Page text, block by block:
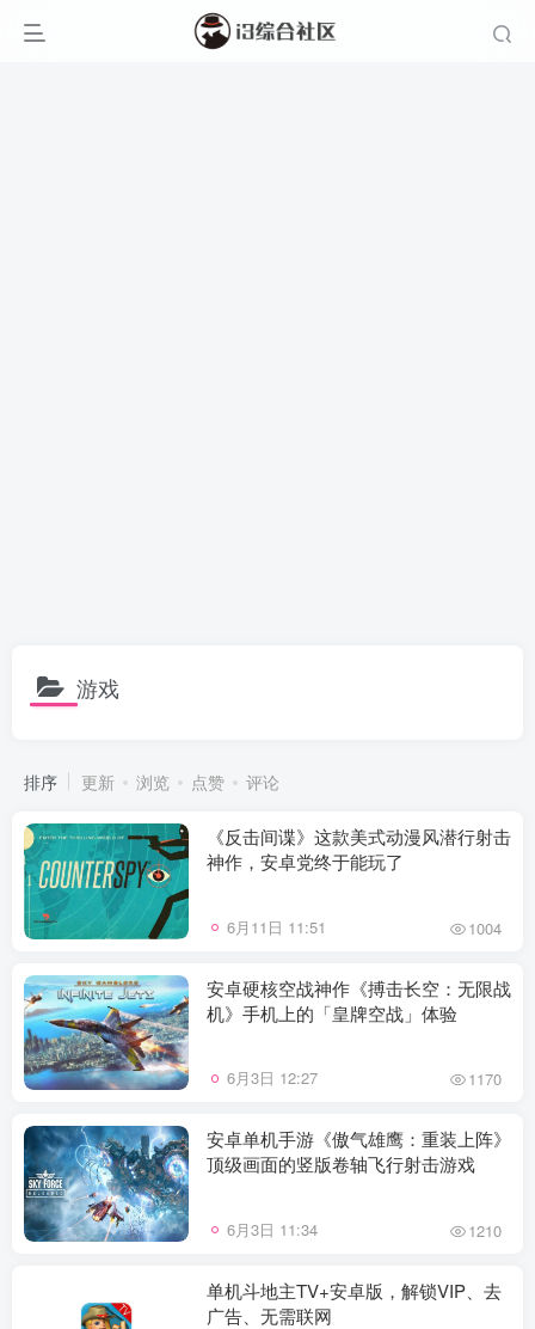
游戏
排序 更新 浏览 点赞 评论
《反击间谍》这款美式动漫风潜行射击
神作，安卓党终于能玩了
6月11日 11:51 1004
安卓硬核空战神作《搏击长空：无限战
机》手机上的「皇牌空战」体验
6月3日 12:27 1170
安卓单机手游《傲气雄鹰：重装上阵》
顶级画面的竖版卷轴飞行射击游戏
6月3日 11:34 1210
单机斗地主TV+安卓版，解锁VIP、去
广告、无需联网